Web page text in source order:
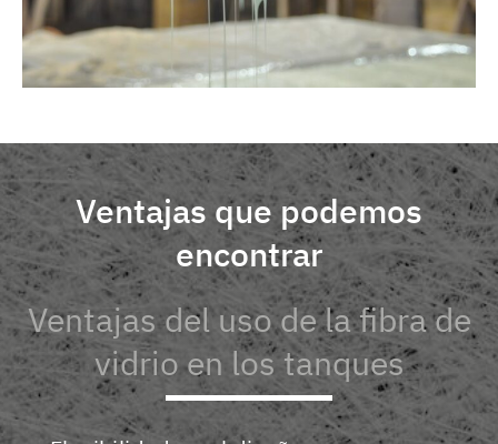
Ventajas que podemos
encontrar
Ventajas del uso de la fibra de
vidrio en los tanques